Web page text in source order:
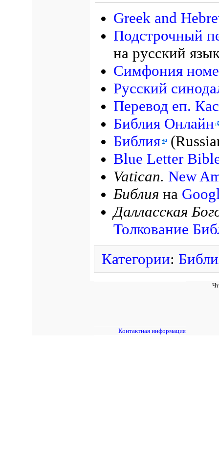
Greek and
Подстрочный
на русский
Симфония
Русский
Перевод еп.
Библия Онлайн
Библия
Blue Letter
Vatican. New
Библия на
Далласская
Толкование
Категории:
Контактная информация